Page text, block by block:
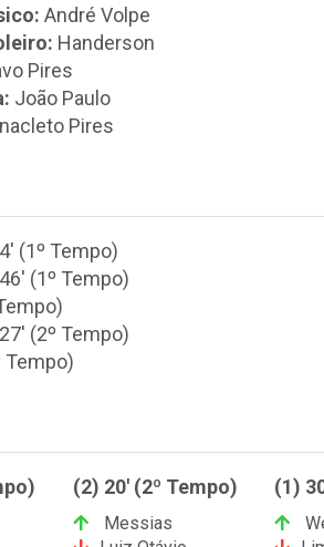
André Volpe
Handerson
Pires
João Paulo
Pires
(1º Tempo)
(1º Tempo)
(2º Tempo)
Tempo)
(2) 20' (2º Tempo)
Messias
(1)